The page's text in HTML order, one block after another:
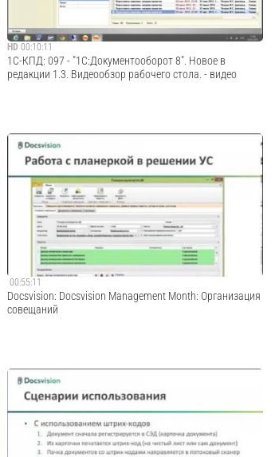
HD 00:10:11
1С-КПД: 097 - "1С:Документооборот 8". Новое в
редакции 1.3. Видеообзор рабочего стола. - видео
· · · · · · · · · · · · · · · · · · · · · · · · · · · · · · · · · · · · · · · · · · · · · · ·
Закажите демонстрацию «1С:Документооборот», пройдя
по ссылке: http://elektronnij-dokumentooborot.1c-
kpd.ru/demo/?utm_source=youtube · · · · · ·...
Cмотреть видео
00:55:11
Docsvision: Docsvision Management Month: Организация
совещаний
Проведение совещания одна из основных составляющих
производственного процесса. Более того, совещания
являются частью области принятия решений, в которых
задействован каждый руководитель. И от того,
насколько эффективно проводятся эти совеща...